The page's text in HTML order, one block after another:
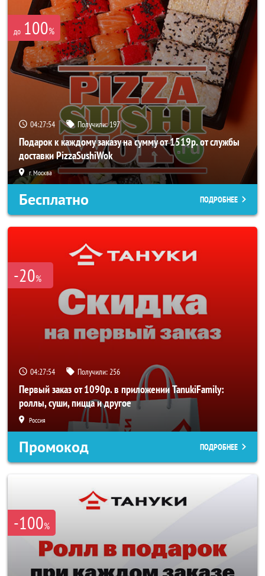
до 100%
04:27:53 Получили:197
Подарок к каждому заказу на сумму от 1519р. от службы
доставки PizzaSushiWok
г. Москва
Бесплатно ПОДРОБНЕЕ
-20%
04:27:53 Получили:256
Первый заказ от 1090р. в приложении TanukiFamily:
роллы, суши, пицца и другое
Россия
Промокод ПОДРОБНЕЕ
-100%